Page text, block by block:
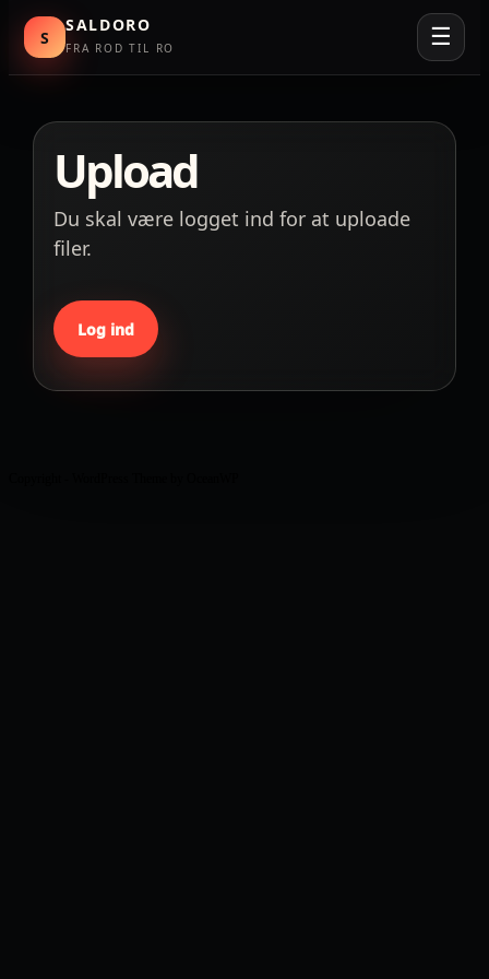
S
SALDORO
FRA ROD TIL RO ☰
content
Upload
Du skal være logget ind for at uploade
filer.
Log ind